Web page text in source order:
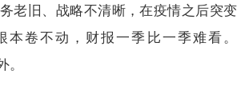
老旧、战略不清晰，在疫情之后突变
本卷不动，财报一季比一季难看。